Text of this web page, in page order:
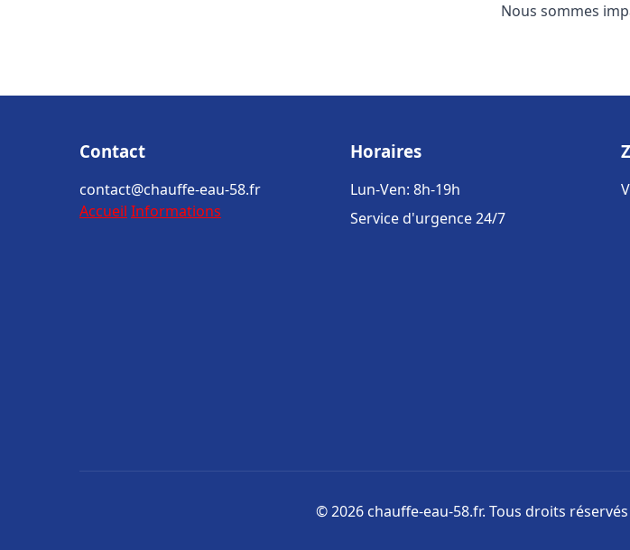
Nous sommes
Contact
contact@chauffe-eau-58.fr
Accueil Informations
Horaires
Lun-Ven: 8h-19h
Service d'urgence 24/7
© 2026 chauffe-eau-58.fr. Tous droits